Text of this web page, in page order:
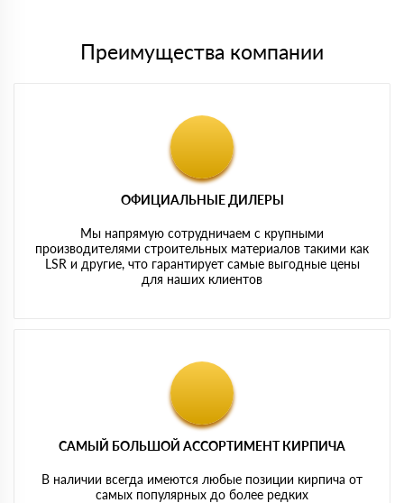
Преимущества компании
ОФИЦИАЛЬНЫЕ ДИЛЕРЫ
Мы напрямую сотрудничаем с крупными
производителями строительных материалов такими как
LSR и другие, что гарантирует самые выгодные цены
для наших клиентов
САМЫЙ БОЛЬШОЙ АССОРТИМЕНТ КИРПИЧА
В наличии всегда имеются любые позиции кирпича от
самых популярных до более редких